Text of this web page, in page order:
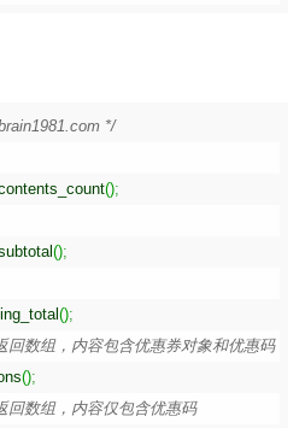
*/
();
();
();
回数组，内容包含优惠券对象和优惠码
();
回数组，内容仅包含优惠码